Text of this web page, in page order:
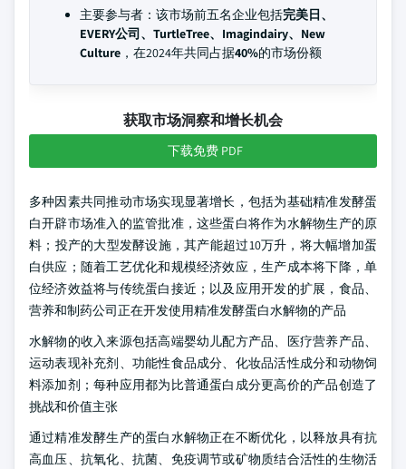
主要参与者：该市场前五名企业包括完美日、
EVERY公司、TurtleTree、Imagindairy、New
Culture ，在2024年共同占据40%的市场份额
获取市场洞察和增长机会
下载免费 PDF
多种因素共同推动市场实现显著增长，包括为基础精准发酵蛋
白开辟市场准入的监管批准，这些蛋白将作为水解物生产的原
料；投产的大型发酵设施，其产能超过10万升，将大幅增加蛋
白供应；随着工艺优化和规模经济效应，生产成本将下降，单
位经济效益将与传统蛋白接近；以及应用开发的扩展，食品、
营养和制药公司正在开发使用精准发酵蛋白水解物的产品
水解物的收入来源包括高端婴幼儿配方产品、医疗营养产品、
运动表现补充剂、功能性食品成分、化妆品活性成分和动物饲
料添加剂；每种应用都为比普通蛋白成分更高价的产品创造了
挑战和价值主张
通过精准发酵生产的蛋白水解物正在不断优化，以释放具有抗
高血压、抗氧化、抗菌、免疫调节或矿物质结合活性的生物活